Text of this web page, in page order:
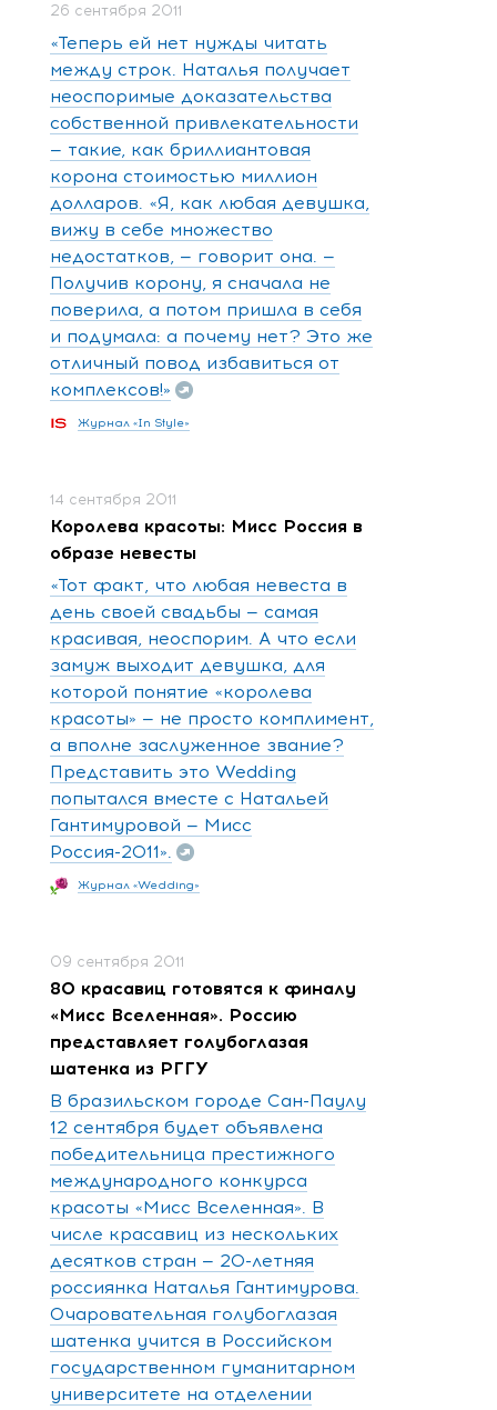
26 сентября 2011
«Теперь ей нет нужды читать
между строк. Наталья получает
неоспоримые доказательства
собственной привлекательности
— такие, как бриллиантовая
корона стоимостью миллион
долларов. «Я, как любая девушка,
вижу в себе множество
недостатков, — говорит она. —
Получив корону, я сначала не
поверила, а потом пришла в себя
и подумала: а почему нет? Это же
отличный повод избавиться от
комплексов!»
Журнал «In Style»
14 сентября 2011
Королева красоты: Мисс Россия в
образе невесты
«Тот факт, что любая невеста в
день своей свадьбы — самая
красивая, неоспорим. А что если
замуж выходит девушка, для
которой понятие «королева
красоты» — не просто комплимент,
а вполне заслуженное звание?
Представить это Wedding
попытался вместе с Натальей
Гантимуровой — Мисс
Россия-2011».
Журнал «Wedding»
09 сентября 2011
80 красавиц готовятся к финалу
«Мисс Вселенная». Россию
представляет голубоглазая
шатенка из РГГУ
В бразильском городе Сан-Паулу
12 сентября будет объявлена
победительница престижного
международного конкурса
красоты «Мисс Вселенная». В
числе красавиц из нескольких
десятков стран — 20-летняя
россиянка Наталья Гантимурова.
Очаровательная голубоглазая
шатенка учится в Российском
государственном гуманитарном
университете на отделении